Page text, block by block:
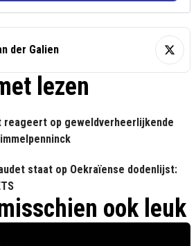
der Galien
lezen
reageert op geweldverheerlijkende
staat op Oekraïense dodenlijst:
ook leuk